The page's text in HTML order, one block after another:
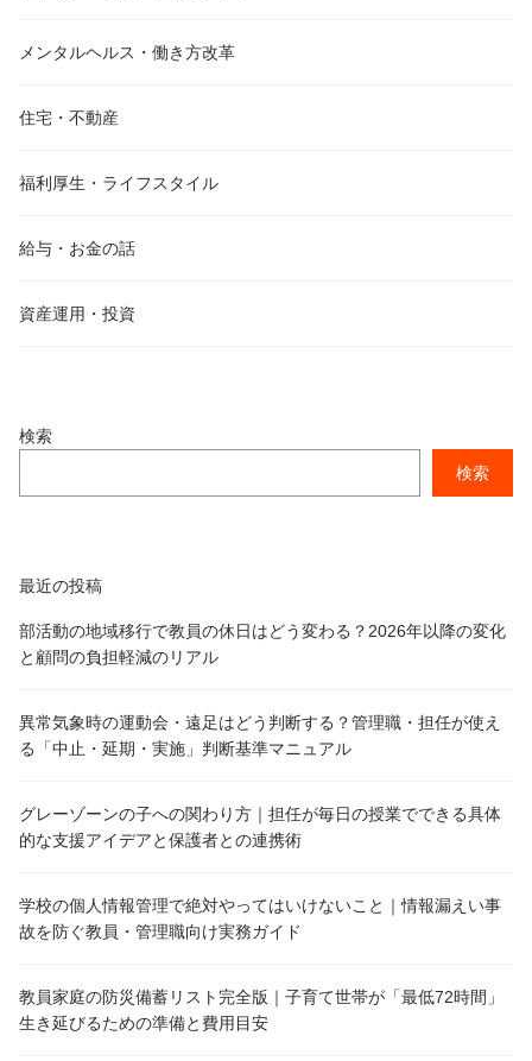
メンタルヘルス・働き方改革
住宅・不動産
福利厚生・ライフスタイル
給与・お金の話
資産運用・投資
検索
検索
最近の投稿
部活動の地域移行で教員の休日はどう変わる？2026年以降の変化
と顧問の負担軽減のリアル
異常気象時の運動会・遠足はどう判断する？管理職・担任が使え
る「中止・延期・実施」判断基準マニュアル
グレーゾーンの子への関わり方｜担任が毎日の授業でできる具体
的な支援アイデアと保護者との連携術
学校の個人情報管理で絶対やってはいけないこと｜情報漏えい事
故を防ぐ教員・管理職向け実務ガイド
教員家庭の防災備蓄リスト完全版｜子育て世帯が「最低72時間」
生き延びるための準備と費用目安